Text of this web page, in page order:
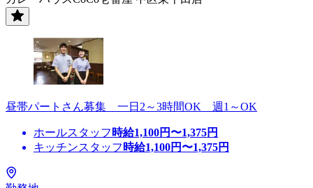
昼帯パートさん募集 一日2～3時間OK 週1～OK
ホールスタッフ 時給1,100円〜1,375円
キッチンスタッフ 時給1,100円〜1,375円